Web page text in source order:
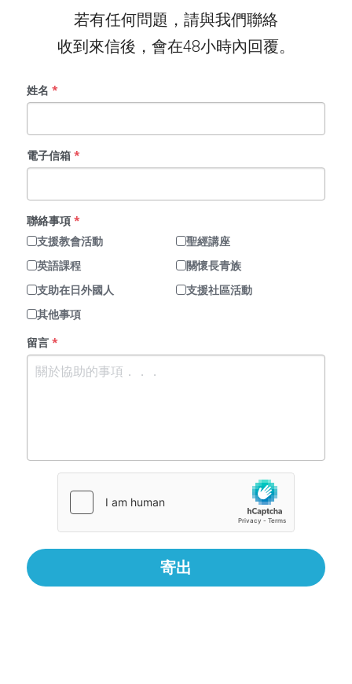
若有任何問題，請與我們聯絡
收到來信後，會在48小時內回覆。
姓名 *
電子信箱*
聯絡事項*
支援教會活動
聖經講座
英語課程
關懷長青族
支助在日外國人
支援社區活動
其他事項
留言*
寄出